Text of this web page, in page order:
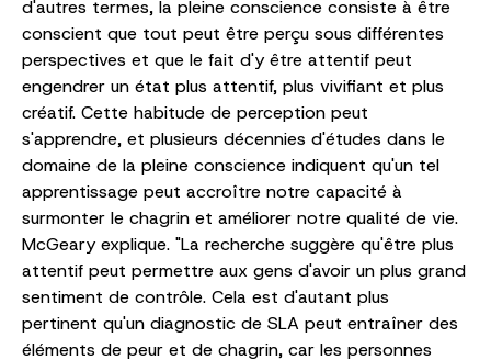
d'autres termes, la pleine conscience consiste à être
conscient que tout peut être perçu sous différentes
perspectives et que le fait d'y être attentif peut
engendrer un état plus attentif, plus vivifiant et plus
créatif. Cette habitude de perception peut
s'apprendre, et plusieurs décennies d'études dans le
domaine de la pleine conscience indiquent qu'un tel
apprentissage peut accroître notre capacité à
surmonter le chagrin et améliorer notre qualité de vie.
McGeary explique. "La recherche suggère qu'être plus
attentif peut permettre aux gens d'avoir un plus grand
sentiment de contrôle. Cela est d'autant plus
pertinent qu'un diagnostic de SLA peut entraîner des
éléments de peur et de chagrin, car les personnes